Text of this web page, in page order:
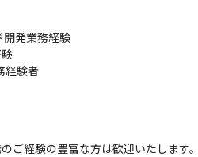
です。
ができます。
も反映されやすく、
発業務経験
経験者
ご経験の豊富な方は歓迎いたします